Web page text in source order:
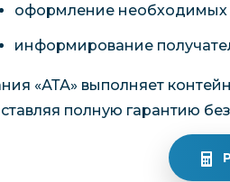
оформление необходимых
информирование
«АТА» выполняет
полную гарантию